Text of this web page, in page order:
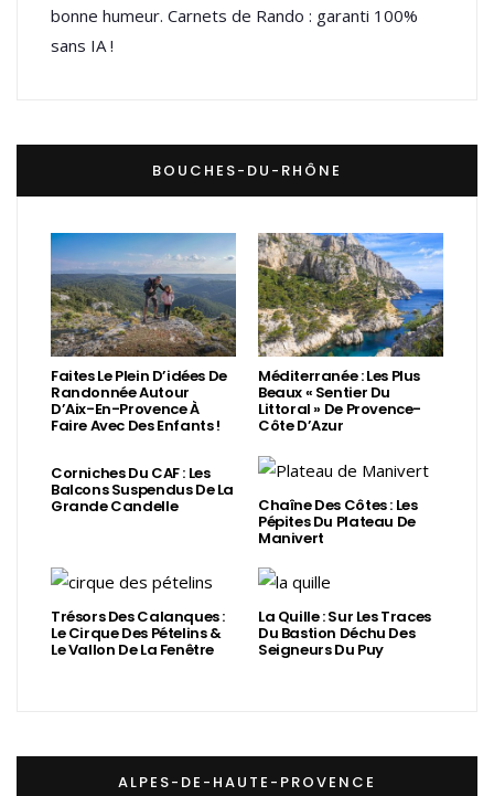
bonne humeur. Carnets de Rando : garanti 100%
sans IA !
BOUCHES-DU-RHÔNE
Faites Le Plein D’idées De
Randonnée Autour
D’Aix-En-Provence À
Faire Avec Des Enfants !
Méditerranée : Les Plus
Beaux « Sentier Du
Littoral » De Provence-
Côte D’Azur
Corniches Du CAF : Les
Balcons Suspendus De La
Grande Candelle Chaîne Des Côtes : Les
Pépites Du Plateau De
Manivert
Trésors Des Calanques :
Le Cirque Des Pételins &
Le Vallon De La Fenêtre
La Quille : Sur Les Traces
Du Bastion Déchu Des
Seigneurs Du Puy
ALPES-DE-HAUTE-PROVENCE